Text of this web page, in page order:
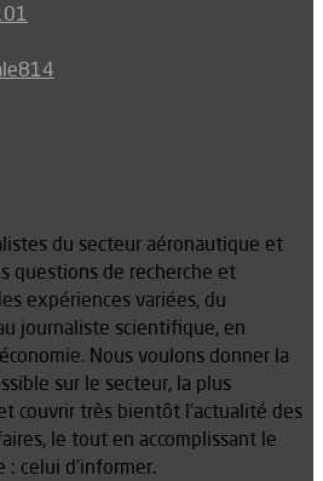
814
du secteur aéronautique et
questions de recherche et
expériences variées, du
journaliste scientifique, en
Nous voulons donner la
sur le secteur, la plus
couvrir très bientôt l’actualité des
le tout en accomplissant le
celui d’informer.